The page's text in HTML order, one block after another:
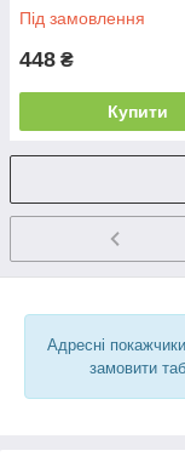
Під замовлення
448 ₴
Купити
Адресні
замовити